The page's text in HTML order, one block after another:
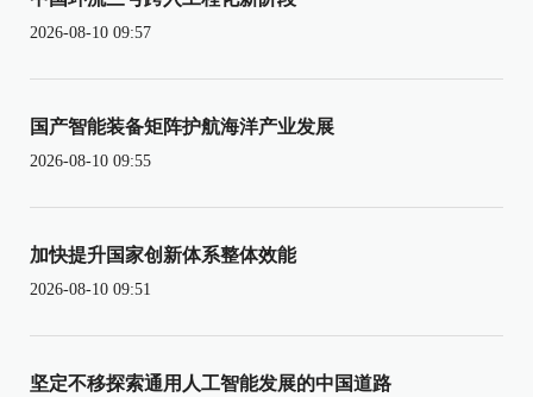
2026-08-10 09:57
国产智能装备矩阵护航海洋产业发展
2026-08-10 09:55
加快提升国家创新体系整体效能
2026-08-10 09:51
坚定不移探索通用人工智能发展的中国道路